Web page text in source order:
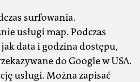
surfowania.
usługi map. Podczas
data i godzina dostępu,
do Google w USA.
usługi. Można zapisać